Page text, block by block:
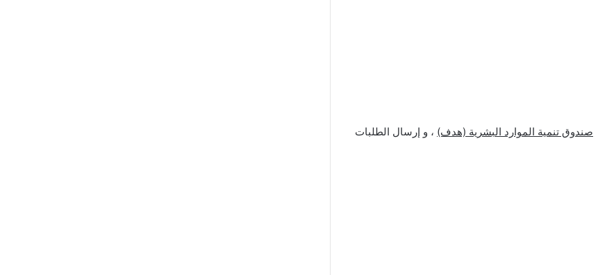
صندوق تنمية الموارد البشرية (هدف) ، و إرسال الطلبات